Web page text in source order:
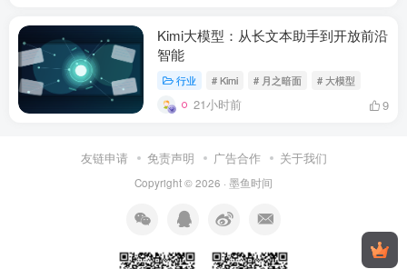
Kimi大模型：从长文本助手到开放前沿
智能
行业 # Kimi # 月之暗面 # 大模型
21小时前 9
友链申请 免责声明 广告合作 关于我们
Copyright © 2026 · 墨鱼时间